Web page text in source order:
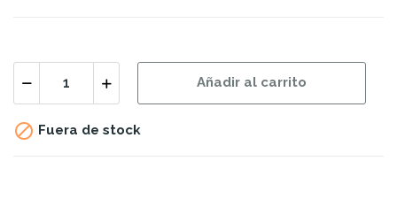
Añadir al carrito
 Fuera de stock